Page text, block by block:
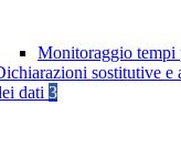
Monitoraggio tempi
sostitutive e
dati 3